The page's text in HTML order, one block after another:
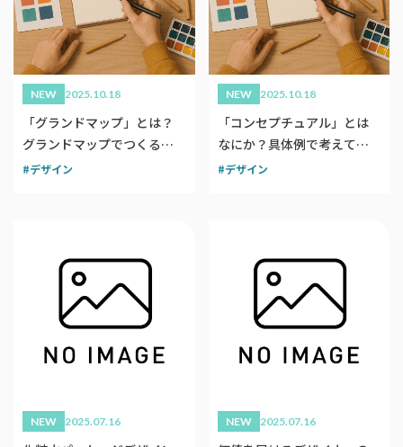
NEW 2025.10.18
「グランドマップ」とは？
グランドマップでつくるブ
ランドデザイン
デザイン
NEW 2025.10.18
「コンセプチュアル」とは
なにか？具体例で考えてみ
るデザイン
NEW 2025.07.16 NEW 2025.07.16